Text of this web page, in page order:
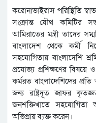
করোনাভাইরাস পরিস্থিতি
সংক্রান্ত যৌথ কমিটির
আমিরাতের মন্ত্রী তাদের
বাংলাদেশ থেকে কর্মী
সহযােগিতায় বাংলাদেশি
প্রযােজ্য প্রশিক্ষণের
কর্মরত বাংলাদেশিদের
জন্য রাষ্ট্রদূত জাফর
জনশক্তিখাতে
অভিপ্রায় ব্যক্ত করেন।